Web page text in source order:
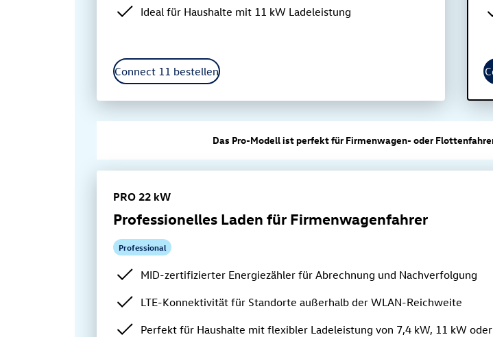
Ideal für Haushalte mit 11 kW Ladeleistung
Connect 11 bestellen
Das Pro-Modell ist perfekt für Firmenwagen- oder
PRO 22 kW
Professionelles Laden für Firmenwagenfahrer
Professional
MID-zertifizierter Energiezähler für Abrechnung und Nachverfolgung
LTE-Konnektivität für Standorte außerhalb der WLAN-Reichweite
Perfekt für Haushalte mit flexibler Ladeleistung von 7,4 kW, 11 kW